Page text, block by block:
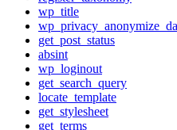
wp_title
get_post_status
absint
wp_loginout
get_search_query
locate_template
get_stylesheet
get_terms